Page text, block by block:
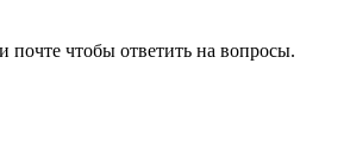
чтобы ответить на вопросы.